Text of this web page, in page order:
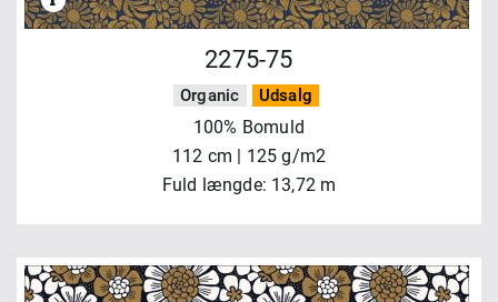
2275-75
Organic Udsalg
100% Bomuld
112 cm | 125 g/m2
Fuld længde: 13,72 m